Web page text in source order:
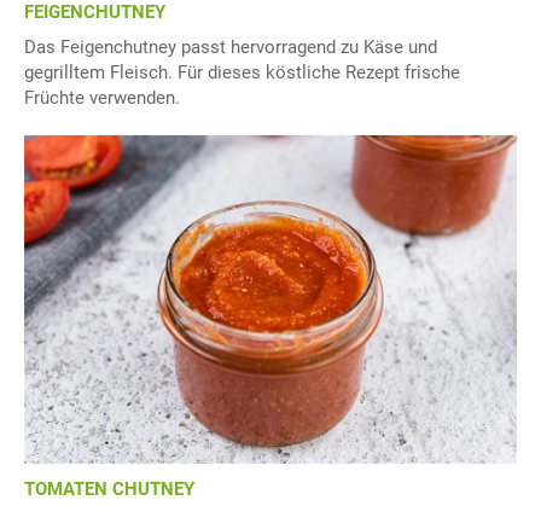
FEIGENCHUTNEY
Das Feigenchutney passt hervorragend zu Käse und
gegrilltem Fleisch. Für dieses köstliche Rezept frische
Früchte verwenden.
TOMATEN CHUTNEY